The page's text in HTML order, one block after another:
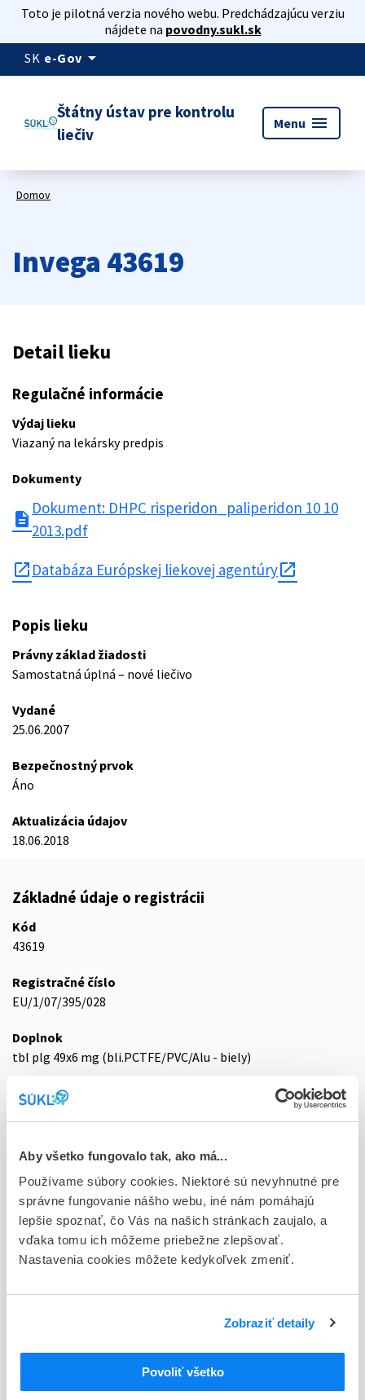
Aby všetko fungovalo tak, ako má...
Používame súbory cookies. Niektoré sú nevyhnutné pre
správne fungovanie nášho webu, iné nám pomáhajú
lepšie spoznať, čo Vás na našich stránkach zaujalo, a
vďaka tomu ich môžeme priebežne zlepšovať.
Nastavenia cookies môžete kedykoľvek zmeniť.
Zobraziť detaily
Povoliť všetko
Toto je pilotná verzia nového webu. Predchádzajúcu verziu
nájdete na povodny.sukl.sk
SK e-Gov arrow_drop_down
Štátny ústav pre kontrolu
liečiv
Menu menu
Domov
Invega 43619
Detail lieku
Regulačné informácie
Výdaj lieku
Viazaný na lekársky predpis
Dokumenty
description
Dokument: DHPC risperidon_paliperidon 10 10
2013.pdf
open_in_new Databáza Európskej liekovej agentúry
Popis lieku
Právny základ žiadosti
Samostatná úplná – nové liečivo
Vydané
25.06.2007
Bezpečnostný prvok
Áno
Aktualizácia údajov
18.06.2018
Základné údaje o registrácii
Kód
43619
Registračné číslo
EU/1/07/395/028
Doplnok
tbl plg 49x6 mg (bli.PCTFE/PVC/Alu - biely)
Stav
Typ registračnej procedúry
Európska
Držiteľ, krajina
Janssen-Cilag International NV, Belgicko
Indikačná skupina
N05
Psycholeptiká
Antipsychotiká
N05AX
Iné antipsychotiká